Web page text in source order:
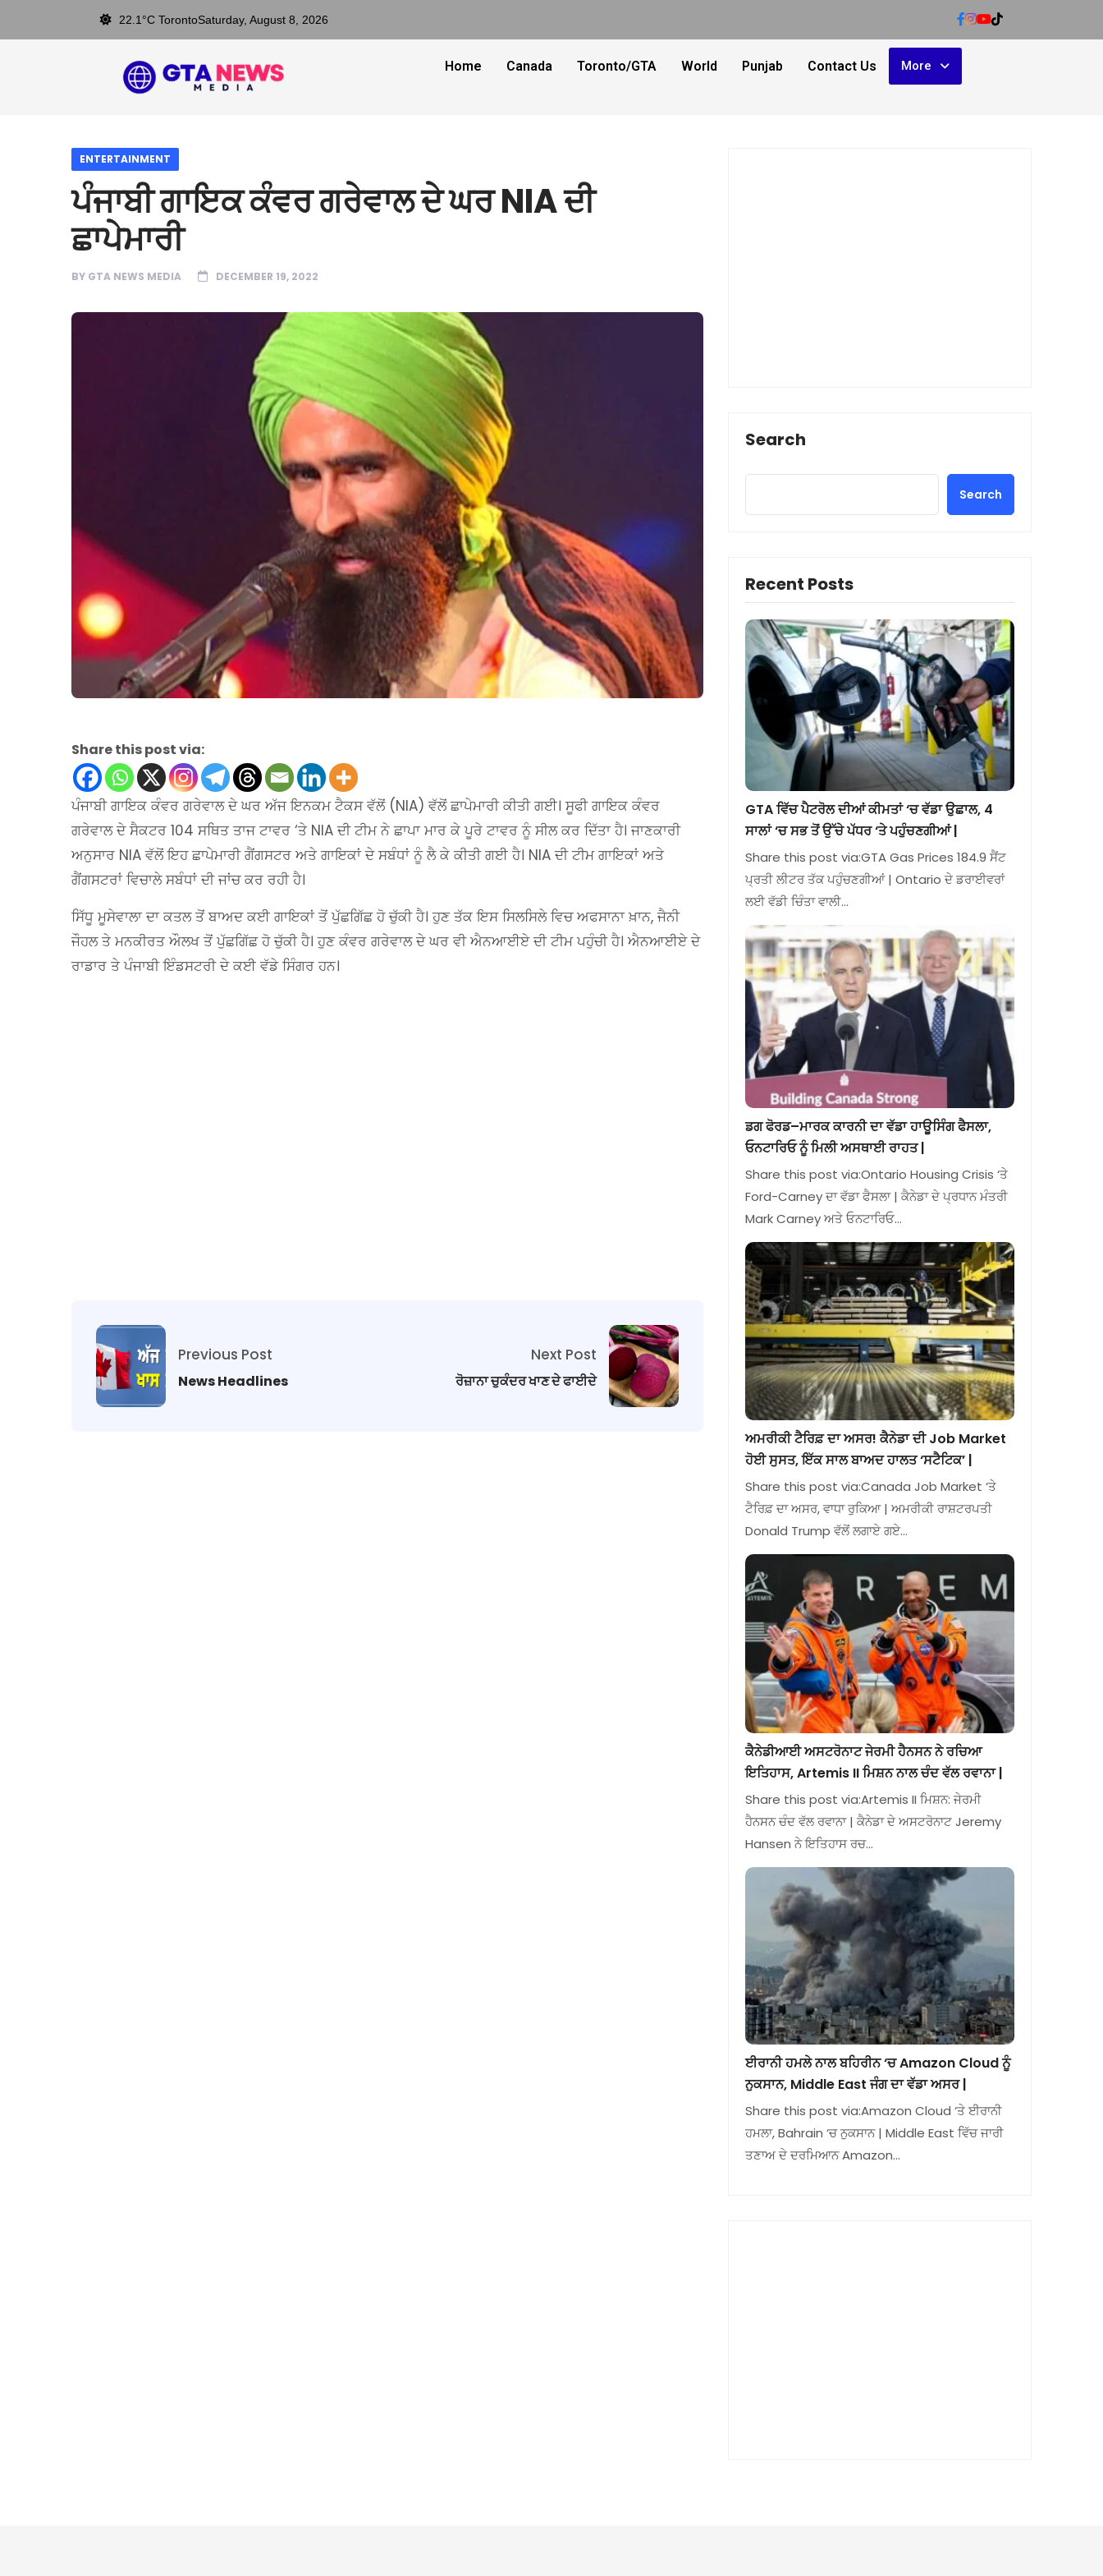
22.1°C TorontoSaturday, August 8, 2026
Home Canada Toronto/GTA World Punjab Contact Us More
ENTERTAINMENT
ਪੰਜਾਬੀ ਗਾਇਕ ਕੰਵਰ ਗਰੇਵਾਲ ਦੇ ਘਰ NIA ਦੀ
ਛਾਪੇਮਾਰੀ
BY GTA NEWS MEDIA DECEMBER 19, 2022
Share this post via:
ਪੰਜਾਬੀ ਗਾਇਕ ਕੰਵਰ ਗਰੇਵਾਲ ਦੇ ਘਰ ਅੱਜ ਇਨਕਮ ਟੈਕਸ ਵੱਲੋਂ (NIA) ਵੱਲੋਂ ਛਾਪੇਮਾਰੀ ਕੀਤੀ ਗਈ। ਸੂਫੀ ਗਾਇਕ ਕੰਵਰ
ਗਰੇਵਾਲ ਦੇ ਸੈਕਟਰ 104 ਸਥਿਤ ਤਾਜ ਟਾਵਰ ‘ਤੇ NIA ਦੀ ਟੀਮ ਨੇ ਛਾਪਾ ਮਾਰ ਕੇ ਪੂਰੇ ਟਾਵਰ ਨੂੰ ਸੀਲ ਕਰ ਦਿੱਤਾ ਹੈ। ਜਾਣਕਾਰੀ
ਅਨੁਸਾਰ NIA ਵੱਲੋਂ ਇਹ ਛਾਪੇਮਾਰੀ ਗੈਂਗਸਟਰ ਅਤੇ ਗਾਇਕਾਂ ਦੇ ਸਬੰਧਾਂ ਨੂੰ ਲੈ ਕੇ ਕੀਤੀ ਗਈ ਹੈ। NIA ਦੀ ਟੀਮ ਗਾਇਕਾਂ ਅਤੇ
ਗੈਂਗਸਟਰਾਂ ਵਿਚਾਲੇ ਸਬੰਧਾਂ ਦੀ ਜਾਂਚ ਕਰ ਰਹੀ ਹੈ।
ਸਿੱਧੂ ਮੂਸੇਵਾਲਾ ਦਾ ਕਤਲ ਤੋਂ ਬਾਅਦ ਕਈ ਗਾਇਕਾਂ ਤੋਂ ਪੁੱਛਗਿੱਛ ਹੋ ਚੁੱਕੀ ਹੈ। ਹੁਣ ਤੱਕ ਇਸ ਸਿਲਸਿਲੇ ਵਿਚ ਅਫਸਾਨਾ ਖ਼ਾਨ, ਜੈਨੀ
ਜੌਹਲ ਤੇ ਮਨਕੀਰਤ ਔਲਖ ਤੋਂ ਪੁੱਛਗਿੱਛ ਹੋ ਚੁੱਕੀ ਹੈ। ਹੁਣ ਕੰਵਰ ਗਰੇਵਾਲ ਦੇ ਘਰ ਵੀ ਐਨਆਈਏ ਦੀ ਟੀਮ ਪਹੁੰਚੀ ਹੈ। ਐਨਆਈਏ ਦੇ
ਰਾਡਾਰ ਤੇ ਪੰਜਾਬੀ ਇੰਡਸਟਰੀ ਦੇ ਕਈ ਵੱਡੇ ਸਿੰਗਰ ਹਨ।
Previous Post
News Headlines
Next Post
ਰੋਜ਼ਾਨਾ ਚੁਕੰਦਰ ਖਾਣ ਦੇ ਫਾਈਦੇ
Search
Search
Recent Posts
GTA ਵਿੱਚ ਪੈਟਰੋਲ ਦੀਆਂ ਕੀਮਤਾਂ ‘ਚ ਵੱਡਾ ਉਛਾਲ, 4
ਸਾਲਾਂ ‘ਚ ਸਭ ਤੋਂ ਉੱਚੇ ਪੱਧਰ ‘ਤੇ ਪਹੁੰਚਣਗੀਆਂ |
Share this post via:GTA Gas Prices 184.9 ਸੈਂਟ
ਪ੍ਰਤੀ ਲੀਟਰ ਤੱਕ ਪਹੁੰਚਣਗੀਆਂ | Ontario ਦੇ ਡਰਾਈਵਰਾਂ
ਲਈ ਵੱਡੀ ਚਿੰਤਾ ਵਾਲੀ…
ਡਗ ਫੋਰਡ–ਮਾਰਕ ਕਾਰਨੀ ਦਾ ਵੱਡਾ ਹਾਊਸਿੰਗ ਫੈਸਲਾ,
ਓਨਟਾਰਿਓ ਨੂੰ ਮਿਲੀ ਅਸਥਾਈ ਰਾਹਤ |
Share this post via:Ontario Housing Crisis ‘ਤੇ
Ford-Carney ਦਾ ਵੱਡਾ ਫੈਸਲਾ | ਕੈਨੇਡਾ ਦੇ ਪ੍ਰਧਾਨ ਮੰਤਰੀ
Mark Carney ਅਤੇ ਓਨਟਾਰਿਓ…
ਅਮਰੀਕੀ ਟੈਰਿਫ਼ ਦਾ ਅਸਰ! ਕੈਨੇਡਾ ਦੀ Job Market
ਹੋਈ ਸੁਸਤ, ਇੱਕ ਸਾਲ ਬਾਅਦ ਹਾਲਤ ‘ਸਟੈਟਿਕ’ |
Share this post via:Canada Job Market ‘ਤੇ
ਟੈਰਿਫ਼ ਦਾ ਅਸਰ, ਵਾਧਾ ਰੁਕਿਆ | ਅਮਰੀਕੀ ਰਾਸ਼ਟਰਪਤੀ
Donald Trump ਵੱਲੋਂ ਲਗਾਏ ਗਏ…
ਕੈਨੇਡੀਆਈ ਅਸਟਰੋਨਾਟ ਜੇਰਮੀ ਹੈਨਸਨ ਨੇ ਰਚਿਆ
ਇਤਿਹਾਸ, Artemis II ਮਿਸ਼ਨ ਨਾਲ ਚੰਦ ਵੱਲ ਰਵਾਨਾ |
Share this post via:Artemis II ਮਿਸ਼ਨ: ਜੇਰਮੀ
ਹੈਨਸਨ ਚੰਦ ਵੱਲ ਰਵਾਨਾ | ਕੈਨੇਡਾ ਦੇ ਅਸਟਰੋਨਾਟ Jeremy
Hansen ਨੇ ਇਤਿਹਾਸ ਰਚ…
ਈਰਾਨੀ ਹਮਲੇ ਨਾਲ ਬਹਿਰੀਨ ‘ਚ Amazon Cloud ਨੂੰ
ਨੁਕਸਾਨ, Middle East ਜੰਗ ਦਾ ਵੱਡਾ ਅਸਰ |
Share this post via:Amazon Cloud ‘ਤੇ ਈਰਾਨੀ
ਹਮਲਾ, Bahrain ‘ਚ ਨੁਕਸਾਨ | Middle East ਵਿੱਚ ਜਾਰੀ
ਤਣਾਅ ਦੇ ਦਰਮਿਆਨ Amazon…